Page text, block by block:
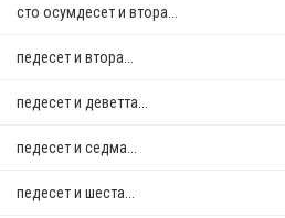
сто осумдесет и втора...
педесет и втора...
педесет и деветта...
педесет и седма...
педесет и шеста...